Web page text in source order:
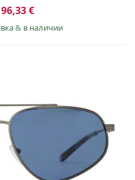
96,33 €
& в наличии